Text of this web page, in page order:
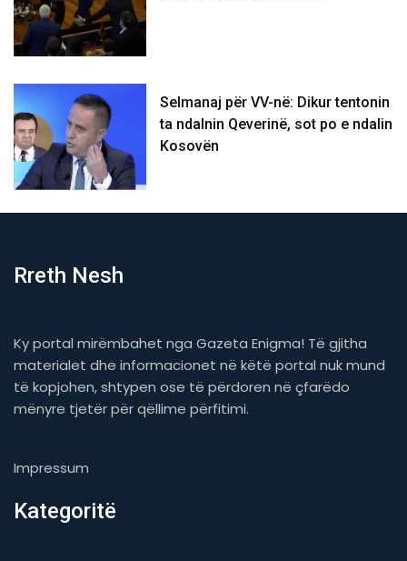
Selmanaj për VV-në: Dikur tentonin
ta ndalnin Qeverinë, sot po e ndalin
Kosovën
Rreth Nesh
Ky portal mirëmbahet nga Gazeta Enigma! Të gjitha
materialet dhe informacionet në këtë portal nuk mund
të kopjohen, shtypen ose të përdoren në çfarëdo
mënyre tjetër për qëllime përfitimi.
Impressum
Kategoritë